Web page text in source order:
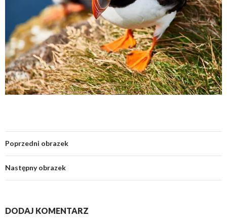
Poprzedni obrazek
Następny obrazek
DODAJ KOMENTARZ